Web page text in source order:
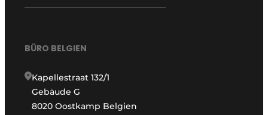
BÜRO BELGIEN
Kapellestraat 132/1
Gebäude G
8020 Oostkamp Belgien